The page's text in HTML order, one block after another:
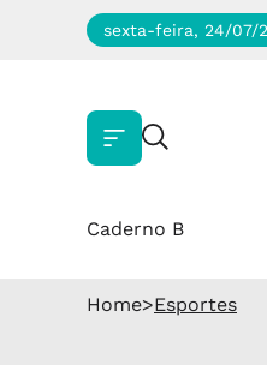
sexta-feira, 24/07/
Caderno B
Home>Esportes